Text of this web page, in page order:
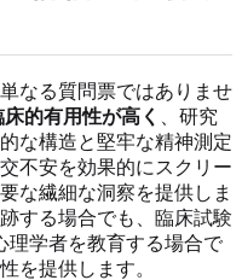
なる質問票ではありませ
床的有用性が高く
、研究
な構造と堅牢な精神測定
不安を効果的にスクリー
な繊細な洞察を提供しま
する場合でも、臨床試験
理学者を教育する場合で
を提供します。